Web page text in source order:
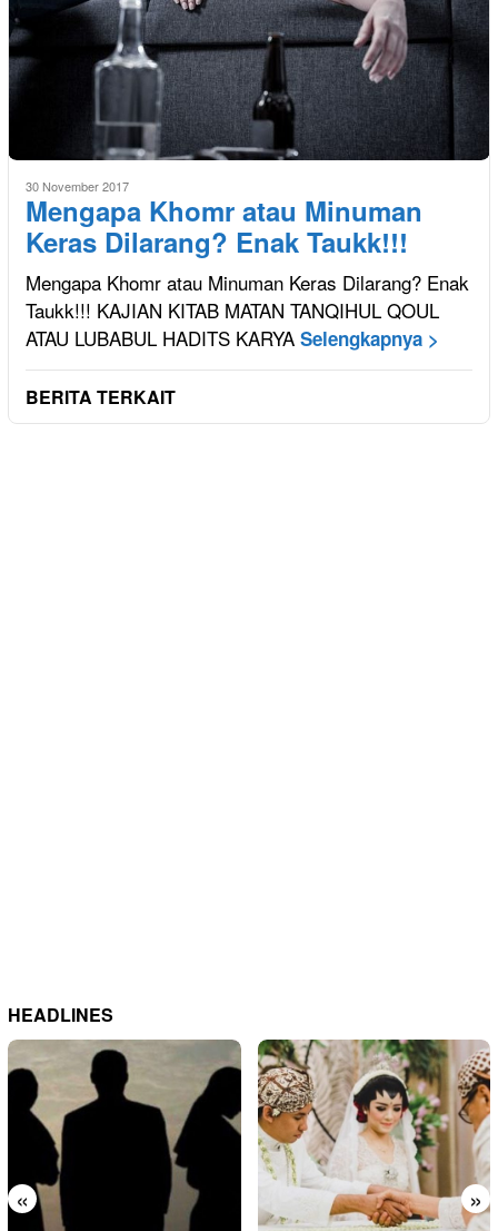
30 November 2017
Mengapa Khomr atau Minuman
Keras Dilarang? Enak Taukk!!!
Mengapa Khomr atau Minuman Keras Dilarang? Enak
Taukk!!! KAJIAN KITAB MATAN TANQIHUL QOUL
ATAU LUBABUL HADITS KARYA Selengkapnya >
BERITA TERKAIT
HEADLINES
« »